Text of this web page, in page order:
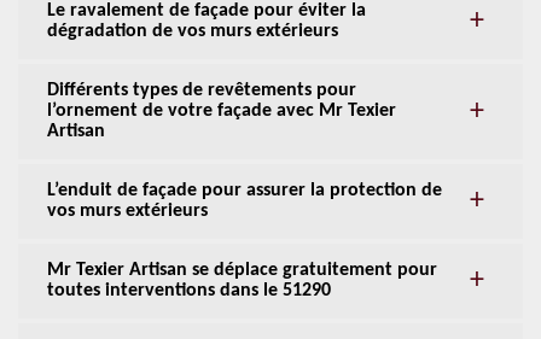
Le ravalement de façade pour éviter la
dégradation de vos murs extérieurs
Différents types de revêtements pour
l’ornement de votre façade avec Mr Texier
Artisan
L’enduit de façade pour assurer la protection de
vos murs extérieurs
Mr Texier Artisan se déplace gratuitement pour
toutes interventions dans le 51290